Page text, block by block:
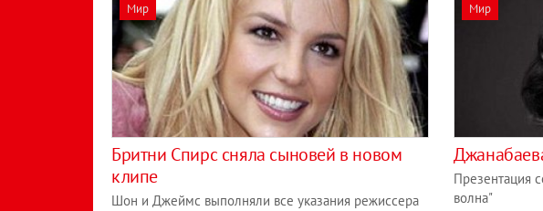
Мир
Бритни Спирс сняла сыновей в новом
клипе
Шон и Джеймс выполняли все указания режиссера
Мир
Презентация
волна"